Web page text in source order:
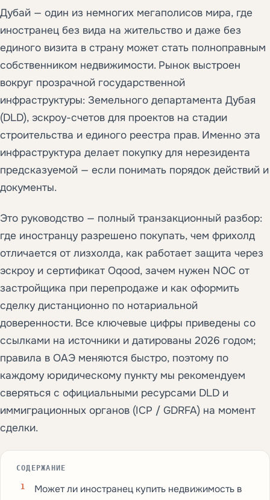
Дубай — один из немногих мегаполисов мира, где
иностранец без вида на жительство и даже без
единого визита в страну может стать полноправным
собственником недвижимости. Рынок выстроен
вокруг прозрачной государственной
инфраструктуры: Земельного департамента Дубая
(DLD), эскроу-счетов для проектов на стадии
строительства и единого реестра прав. Именно эта
инфраструктура делает покупку для нерезидента
предсказуемой — если понимать порядок действий и
документы.
Это руководство — полный транзакционный разбор:
где иностранцу разрешено покупать, чем фрихолд
отличается от лизхолда, как работает защита через
эскроу и сертификат Oqood, зачем нужен NOC от
застройщика при перепродаже и как оформить
сделку дистанционно по нотариальной
доверенности. Все ключевые цифры приведены со
ссылками на источники и датированы 2026 годом;
правила в ОАЭ меняются быстро, поэтому по
каждому юридическому пункту мы рекомендуем
сверяться с официальными ресурсами DLD и
иммиграционных органов (ICP / GDRFA) на момент
сделки.
СОДЕРЖАНИЕ
Может ли иностранец купить недвижимость в